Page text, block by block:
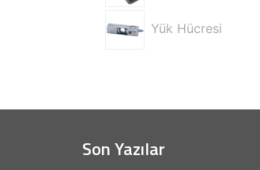
Yük Hücresi
Son Yazılar